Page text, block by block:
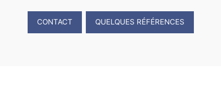
CONTACT QUELQUES RÉFÉRENCES